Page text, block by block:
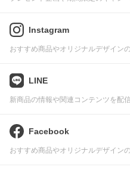
Instagram
おすすめ商品やオリジナルデザイン
LINE
新商品の情報や関連コンテンツを配
Facebook
おすすめ商品やオリジナルデザイン